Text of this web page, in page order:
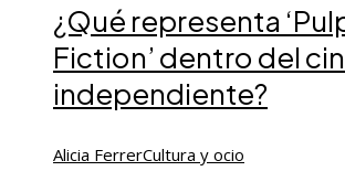
¿Qué representa
Fiction’ dentro del
independiente?
Alicia FerrerCultura y ocio